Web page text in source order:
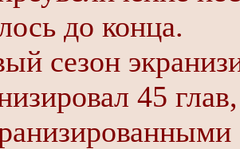
до конца.
сезон
45